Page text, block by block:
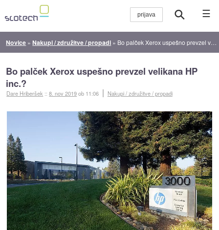
☰
Novice » Nakupi / združitve / propadi » Bo palček Xerox uspešno prevzel velikana HP inc.?
Bo palček Xerox uspešno prevzel velikana HP
inc.?
Dare Hriberšek ::8. nov 2019ob 11:06 Nakupi / združitve / propadi